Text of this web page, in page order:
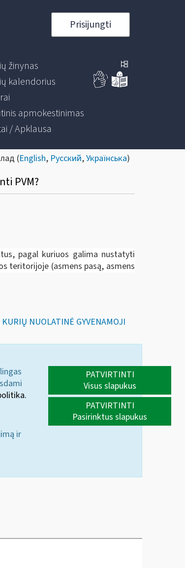
Prisijungti
žinynas
kalendorius
apmokestinimas
/ Apklausa
(English, Русский,Українська)
PVM?
pagal kuriuos galima nustatyti
teritorijoje (asmens pasą, asmens
NUOLATINĖ GYVENAMOJI
ir
PATVIRTINTI
Visus slapukus
PATVIRTINTI
Pasirinktus slapukus